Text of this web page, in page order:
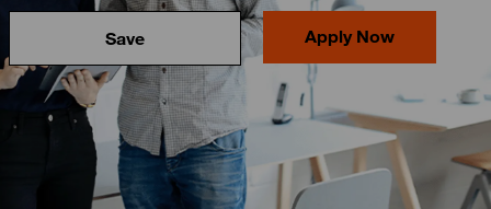
Save Apply Now